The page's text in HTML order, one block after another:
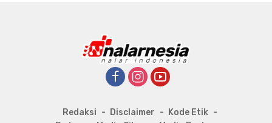
Redaksi Disclaimer
Kode Etik